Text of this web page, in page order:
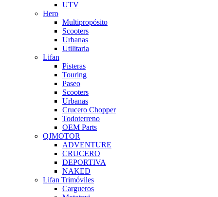
UTV
Hero
Multipropósito
Scooters
Urbanas
Utilitaria
Lifan
Pisteras
Touring
Paseo
Scooters
Urbanas
Crucero Chopper
Todoterreno
OEM Parts
QJMOTOR
ADVENTURE
CRUCERO
DEPORTIVA
NAKED
Lifan Trimóviles
Cargueros